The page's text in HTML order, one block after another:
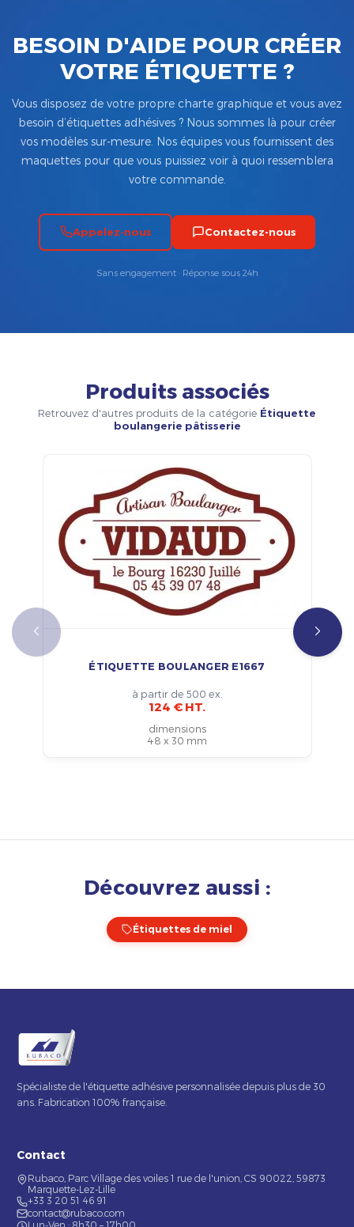
BESOIN D'AIDE POUR CRÉER
VOTRE ÉTIQUETTE ?
Vous disposez de votre propre charte graphique et vous avez
besoin d’étiquettes adhésives ? Nous sommes là pour créer
vos modèles sur-mesure. Nos équipes vous fournissent des
maquettes pour que vous puissiez voir à quoi ressemblera
votre commande.
Appelez-nous Contactez-nous
Sans engagement · Réponse sous 24h
Produits associés
Retrouvez d'autres produits de la catégorie Étiquette
boulangerie pâtisserie
ÉTIQUETTE BOULANGER E1667
à partir de 500 ex.
124 € HT.
dimensions
48 x 30 mm
Découvrez aussi :
Étiquettes de miel
Spécialiste de l'étiquette adhésive personnalisée depuis plus de 30
ans. Fabrication 100% française.
Contact
Rubaco, Parc Village des voiles 1 rue de l'union, CS 90022, 59873
Marquette-Lez-Lille
+33 3 20 51 46 91
contact@rubaco.com